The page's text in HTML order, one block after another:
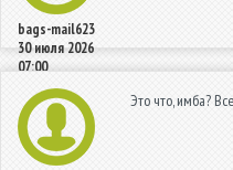
bags-mail623
30 июля 2026
07:00
Это что, имба?